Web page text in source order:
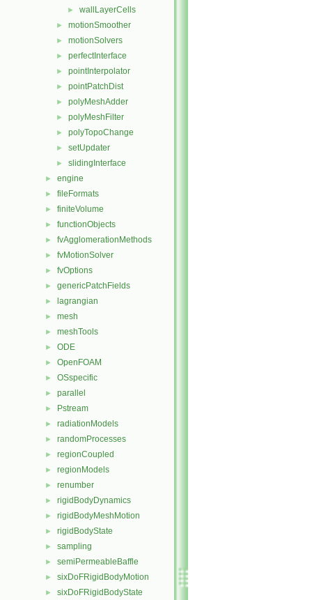
► wallLayerCells
► motionSmoother
► motionSolvers
► perfectInterface
► pointInterpolator
► pointPatchDist
► polyMeshAdder
► polyMeshFilter
► polyTopoChange
► setUpdater
► slidingInterface
► engine
► fileFormats
► finiteVolume
► functionObjects
► fvAgglomerationMethods
► fvMotionSolver
► fvOptions
► genericPatchFields
► lagrangian
► mesh
► meshTools
► ODE
► OpenFOAM
► OSspecific
► parallel
► Pstream
► radiationModels
► randomProcesses
► regionCoupled
► regionModels
► renumber
► rigidBodyDynamics
► rigidBodyMeshMotion
► rigidBodyState
► sampling
► semiPermeableBaffle
► sixDoFRigidBodyMotion
► sixDoFRigidBodyState